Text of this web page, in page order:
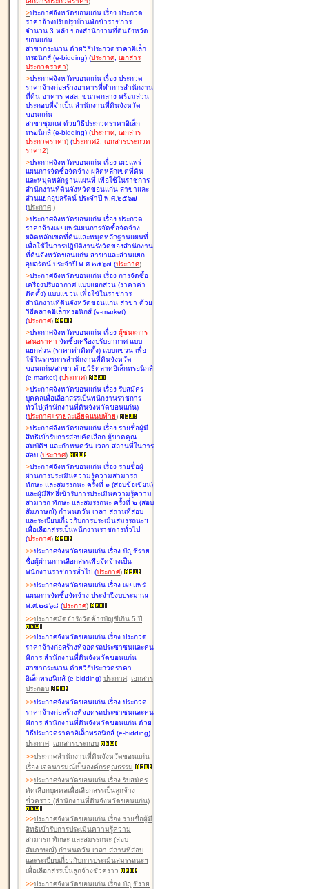
>ประกาศจังหวัดขอนแก่น เรื่อง ประกวด
ราคาจ้างปรับปรุงบ้านพักข้าราชการ
จำนวน 3 หลัง ของสำนักงานที่ดินจังหวัด
ขอนแก่น
สาขากระนวน ด้วยวิธีประกวดราคาอิเล็ก
ทรอนิกส์ (e-bidding) (ประกาศ, เอกสาร
ประกวดราคา)
>ประกาศจังหวัดขอนแก่น เรื่อง ประกวด
ราคาจ้างก่อสร้างอาคารที่ทำการสำนักงาน
ที่ดิน อาคาร คสล. ขนาดกลาง พร้อมส่วน
ประกอบที่จำเป็น สำนักงานที่ดินจังหวัด
ขอนแก่น
สาขาชุมแพ ด้วยวิธีประกวดราคาอิเล็ก
ทรอนิกส์ (e-bidding) (ประกาศ, เอกสาร
ประกวดราคา) (ประกาศ2, เอกสารประกวด
ราคา2)
>ประกาศจังหวัดขอนแก่น เรื่อง เผยแพร่
แผนการจัดซื้อจัดจ้าง ผลิตหลักเขตที่ดิน
และหมุดหลักฐานแผนที่ เพื่อใช้ในราชการ
สำนักงานที่ดินจังหวัดขอนแก่น สาขาและ
ส่วนแยกอุบลรัตน์ ประจำปี พ.ศ.๒๕๖๗
(ประกาศ )
>ประกาศจังหวัดขอนแก่น เรื่อง ประกวด
ราคาจ้างเผยแพร่แผนการจัดซื้อจัดจ้าง
ผลิตหลักเขตที่ดินและหมุดหลักฐานแผนที่
เพื่อใช้ในการปฏิบัติงานรังวัดของสำนักงาน
ที่ดินจังหวัดขอนแก่น สาขาและส่วนแยก
อุบลรัตน์ ประจำปี พ.ศ.๒๕๖๗ (ประกาศ)
>ประกาศจังหวัดขอนแก่น เรื่อง การจัดซื้อ
เครื่องปรับอากาศ แบบแยกส่วน (ราคาค่า
ติดตั้ง) แบบแขวน เพื่อใช้ในราชการ
สำนักงานที่ดินจังหวัดขอนแก่น สาขา ด้วย
วิธีตลาดอิเล็กทรอนิกส์ (e-market)
(ประกาศ)
>ประกาศจังหวัดขอนแก่น เรื่อง ผู้ชนะการ
เสนอราคา จัดซื้อเครื่องปรับอากาศ แบบ
แยกส่วน (ราคาค่าติดตั้ง) แบบแขวน เพื่อ
ใช้ในราชการสำนักงานที่ดินจังหวัด
ขอนแก่น/สาขา ด้วยวิธีตลาดอิเล็กทรอนิกส์
(e-market) (ประกาศ)
>ประกาศจังหวัดขอนแก่น เรื่อง รับสมัคร
บุคคลเพื่อเลือกสรรเป็นพนักงานราชการ
ทั่วไป(สำนักงานที่ดินจังหวัดขอนแก่น)
(ประกาศ+รายละเอียดแนบท้าย)
>ประกาศจังหวัดขอนแก่น เรื่อง รายชื่อผู้มี
สิทธิเข้ารับการสอบคัดเลือก ผู้ขาดคุณ
สมบัติฯ และกำหนดวัน เวลา สถานที่ในการ
สอบ (ประกาศ)
>ประกาศจังหวัดขอนแก่น เรื่อง รายชื่อผู้
ผ่านการประเมินความรู้ความสามารถ
ทักษะ และสมรรถนะ ครั้งที่ ๑ (สอบข้อเขียน)
และผู้มีสิทธิ์เข้ารับการประเมินความรู้ความ
สามารถ ทักษะ และสมรรถนะ ครั้งที่ ๒ (สอบ
สัมภาษณ์) กำหนดวัน เวลา สถานที่สอบ
และระเบียบเกี่ยวกับการประเมินสมรรถนะฯ
เพื่อเลือกสรรเป็นพนักงานราชการทั่วไป
(ประกาศ)
>>ประกาศจังหวัดขอนแก่น เรื่อง บัญชีราย
ชื่อผู้ผ่านการเลือกสรรเพื่อจัดจ้างเป็น
พนักงานราชการทั่วไป (ประกาศ)
>>ประกาศจังหวัดขอนแก่น เรื่อง เผยแพร่
แผนการจัดซื้อจัดจ้าง ประจำปีงบประมาณ
พ.ศ.๒๕๖๘ (ประกาศ)
>>ประกาศมัดจำรังวัดค้างบัญชีเกิน 5 ปี
>>ประกาศจังหวัดขอนแก่น เรื่อง ประกวด
ราคาจ้างก่อสร้างที่จอดรถประชาชนและคน
พิการ สำนักงานที่ดินจังหวัดขอนแก่น
สาขากระนวน ด้วยวิธีประกวดราคา
อิเล็กทรอนิกส์ (e-bidding) ประกาศ, เอกสาร
ประกอบ
>>ประกาศจังหวัดขอนแก่น เรื่อง ประกวด
ราคาจ้างก่อสร้างที่จอดรถประชาชนและคน
พิการ สำนักงานที่ดินจังหวัดขอนแก่น ด้วย
วิธีประกวดราคาอิเล็กทรอนิกส์ (e-bidding)
ประกาศ, เอกสารประกอบ
>>ประกาศสำนักงานที่ดินจังหวัดขอนแก่น
เรื่อง เจตนารมณ์เป็นองค์กรคุณธรรม
>>ประกาศจังหวัดขอนแก่น เรื่อง รับสมัคร
คัดเลือกบุคคลเพื่อเลือกสรรเป็นลูกจ้าง
ชั่วคราว (สำนักงานที่ดินจังหวัดขอนแก่น)
>>ประกาศจังหวัดขอนแก่น เรื่อง รายชื่อผู้มี
สิทธิเข้ารับการประเมินความรู้ความ
สามารถ ทักษะ และสมรรถนะ (สอบ
สัมภาษณ์) กำหนดวัน เวลา สถานที่สอบ
และระเบียบเกี่ยวกับการประเมินสมรรถนะฯ
เพื่อเลือกสรรเป็นลูกจ้างชั่วคราว
>>ประกาศจังหวัดขอนแก่น เรื่อง บัญชีราย